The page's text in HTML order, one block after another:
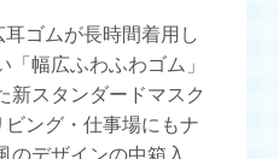
ゴムが長時間着用し
幅広ふわふわゴム」
新スタンダードマスク
ング・仕事場にもナ